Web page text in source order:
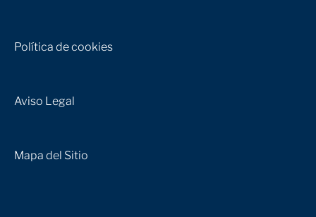
Política de cookies
Aviso Legal
Mapa del Sitio